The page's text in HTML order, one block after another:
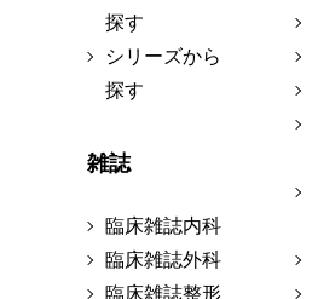
探す
シリーズから
探す
雑誌
臨床雑誌内科
臨床雑誌外科
臨床雑誌整形